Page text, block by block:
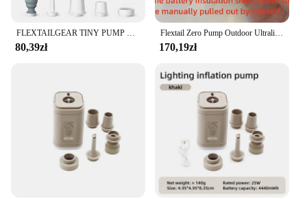
FLEXTAILGEAR TINY PUMP X 2024 - 47g Akumulatorowa mini pompa powietrza z lampką kempingową do basenów Pływaki Materac dmuchany Worki próżniowe
80,39zł
Flextail Zero Pump Outdoor Ultralight Inflatate Pump Outdoor Portable Hiking Air Pump Sleeping Pads Mat Mini Tools
170,19zł